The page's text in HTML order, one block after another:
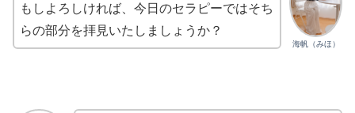
海帆（みほ）
もしよろしければ、今日のセラピーではそち
らの部分を拝見いたしましょうか？